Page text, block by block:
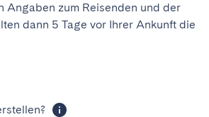
Angaben zum Reisenden und der
dann 5 Tage vor Ihrer Ankunft die